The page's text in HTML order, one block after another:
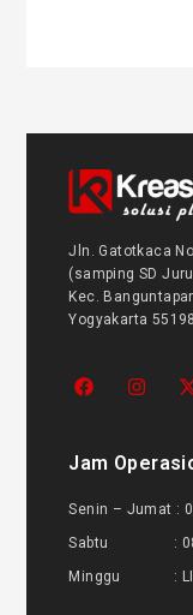
Jln. Gatotkaca
(samping SD
Kec.
Yogyakarta 55198
Jam
Senin – Jumat :
Sabtu :
Minggu :